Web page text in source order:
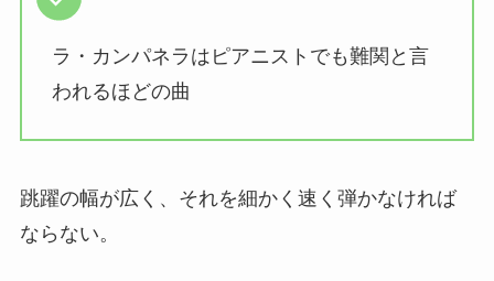
ラ・カンパネラはピアニストでも難関と言
われるほどの曲
跳躍の幅が広く、それを細かく速く弾かなければ
ならない。